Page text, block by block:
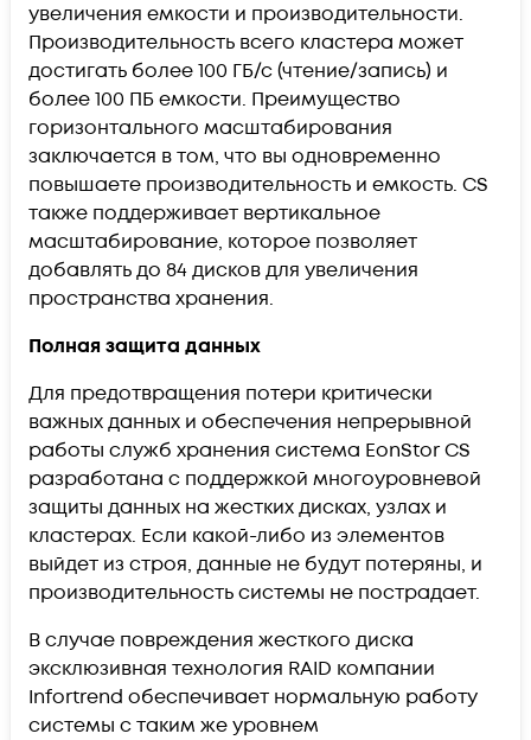
увеличения емкости и производительности.
Производительность всего кластера может
достигать более 100 ГБ/с (чтение/запись) и
более 100 ПБ емкости. Преимущество
горизонтального масштабирования
заключается в том, что вы одновременно
повышаете производительность и емкость. CS
также поддерживает вертикальное
масштабирование, которое позволяет
добавлять до 84 дисков для увеличения
пространства хранения.
Полная защита данных
Для предотвращения потери критически
важных данных и обеспечения непрерывной
работы служб хранения система EonStor CS
разработана с поддержкой многоуровневой
защиты данных на жестких дисках, узлах и
кластерах. Если какой-либо из элементов
выйдет из строя, данные не будут потеряны, и
производительность системы не пострадает.
В случае повреждения жесткого диска
эксклюзивная технология RAID компании
Infortrend обеспечивает нормальную работу
системы с таким же уровнем